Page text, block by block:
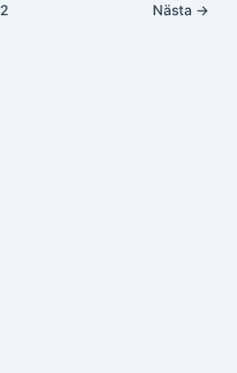
2 Nästa →